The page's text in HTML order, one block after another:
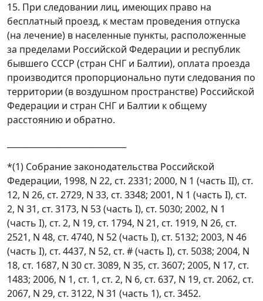
15. При следовании лиц, имеющих право на
бесплатный проезд, к местам проведения отпуска
(на лечение) в населенные пункты, расположенные
за пределами Российской Федерации и республик
бывшего СССР (стран СНГ и Балтии), оплата проезда
производится пропорционально пути следования по
территории (в воздушном пространстве) Российской
Федерации и стран СНГ и Балтии к общему
расстоянию и обратно.
*(1) Собрание законодательства Российской
Федерации, 1998, N 22, ст. 2331; 2000, N 1 (часть II), ст.
12, N 26, ст. 2729, N 33, ст. 3348; 2001, N 1 (часть I), ст.
2, N 31, ст. 3173, N 53 (часть I), ст. 5030; 2002, N 1
(часть I), ст. 2, N 19, ст. 1794, N 21, ст. 1919, N 26, ст.
2521, N 48, ст. 4740, N 52 (часть I), ст. 5132; 2003, N 46
(часть I), ст. 4437, N 52, ст. # (часть I), ст. 5038; 2004, N
18, ст. 1687, N 30 ст. 3089, N 35, ст. 3607; 2005, N 17, ст.
1483; 2006, N 1, ст. 1, ст. 2, N 6, ст. 637, N 19, ст. 2062, ст.
2067, N 29, ст. 3122, N 31 (часть 1), ст. 3452.